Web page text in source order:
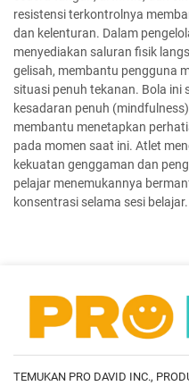
resistensi terkontrolnya
dan kelenturan. Dalam
menyediakan saluran fisik
gelisah, membantu pengguna
situasi penuh tekanan. Bola
kesadaran penuh
membantu menetapkan
pada momen saat ini. Atlet
kekuatan genggaman dan
pelajar menemukannya
konsentrasi selama sesi belajar.
TEMUKAN PRO DAVID INC.,